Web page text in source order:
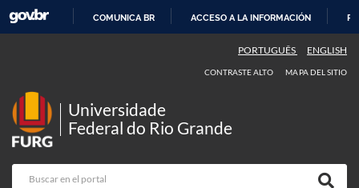
CONTENIDO
COMUNICA BR ACCESO A LA INFORMACIÓN
PORTUGUÊS ENGLISH
CONTRASTE ALTO MAPA DEL SITIO
Universidade
Federal do Rio Grande